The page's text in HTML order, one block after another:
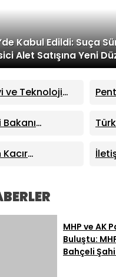
Kabul Edildi: Suça
Alet Satışına Yeni
ve Teknoloji
“Kutuplarda
Kitabı
41
Yeni Hizmet
Açılışını
TL Destek
MHP ve AK
Buluştu:
Bahçeli